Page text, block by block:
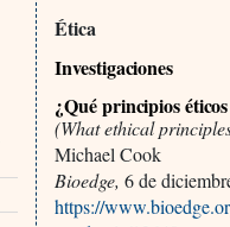
Ética
Investigaciones
¿Qué principios
(What ethical
Michael Cook
Bioedge, 6 de
https://